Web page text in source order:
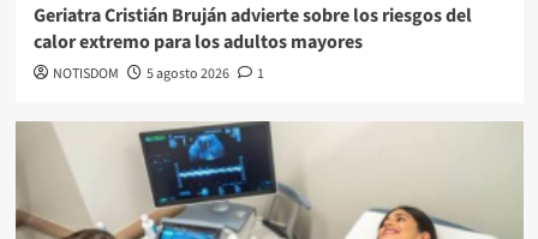
Geriatra Cristián Bruján advierte sobre los riesgos del
calor extremo para los adultos mayores
NOTISDOM 5 agosto 2026 1